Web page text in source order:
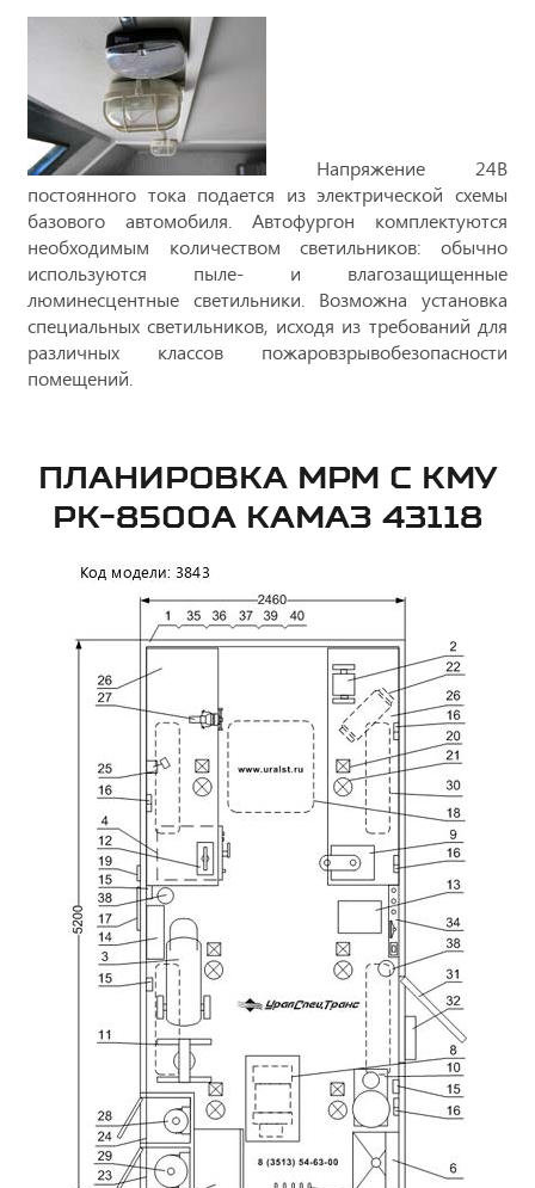
Напряжение 24В
постоянного тока подается из электрической схемы
базового автомобиля. Автофургон комплектуются
необходимым количеством светильников: обычно
используются пыле- и влагозащищенные
люминесцентные светильники. Возможна установка
специальных светильников, исходя из требований для
различных классов пожаровзрывобезопасности
помещений.
ПЛАНИРОВКА МРМ С КМУ
PK-8500А КАМАЗ 43118